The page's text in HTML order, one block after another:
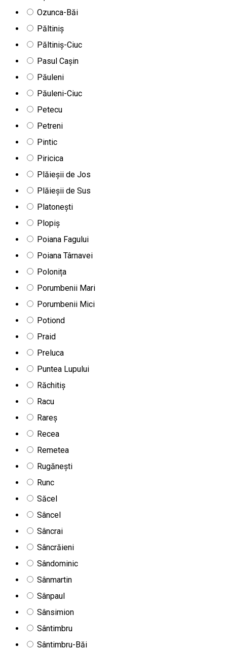
Ozunca-Băi
Păltiniș
Păltiniș-Ciuc
Pasul Cașin
Păuleni
Păuleni-Ciuc
Petecu
Petreni
Pintic
Piricica
Plăieșii de Jos
Plăieșii de Sus
Platonești
Plopiș
Poiana Fagului
Poiana Târnavei
Polonița
Porumbenii Mari
Porumbenii Mici
Potiond
Praid
Preluca
Puntea Lupului
Răchitiș
Racu
Rareș
Recea
Remetea
Rugănești
Runc
Săcel
Sâncel
Sâncrai
Sâncrăieni
Sândominic
Sânmartin
Sânpaul
Sânsimion
Sântimbru
Sântimbru-Băi